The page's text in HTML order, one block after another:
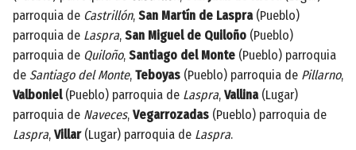
parroquia de Castrillón, San Martín de Laspra(Pueblo)
parroquia de Laspra, San Miguel de Quiloño (Pueblo)
parroquia de Quiloño, Santiago del Monte (Pueblo) parroquia
de Santiago del Monte, Teboyas (Pueblo) parroquia de Pillarno,
Valboniel(Pueblo) parroquia de Laspra, Vallina(Lugar)
parroquia de Naveces, Vegarrozadas (Pueblo) parroquia de
Laspra, Villar(Lugar) parroquia de Laspra.